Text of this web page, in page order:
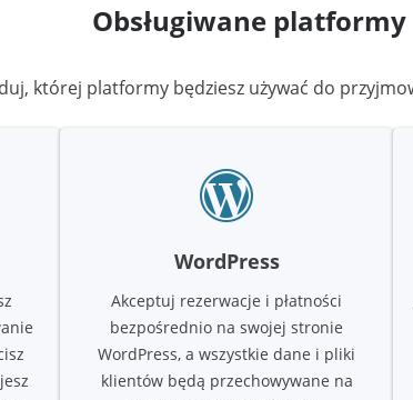
Obsługiwane platformy
której platformy będziesz używać do
WordPress
Akceptuj rezerwacje i płatności
bezpośrednio na swojej stronie
WordPress, a wszystkie dane i pliki
klientów będą przechowywane na